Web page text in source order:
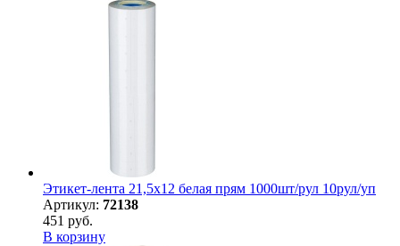
Этикет-лента 21,5х12 белая прям 1000шт/рул 10рул/уп
Артикул: 72138
451 руб.
В корзину